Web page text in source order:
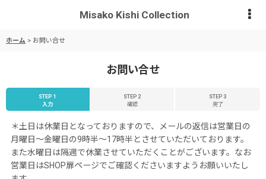
Misako Kishi Collection
ホーム > お問い合せ
お問い合せ
STEP 1
入力
STEP 2
確認
STEP 3
完了
＊土日は休業日となっておりますので、メールの返信は営業日の
月曜日〜金曜日の9時半〜17時半とさせていただいております。
また水曜日は隔週で休業させていただくことがございます。なお
営業日はSHOP扉ページでご確認くださいますようお願いいたし